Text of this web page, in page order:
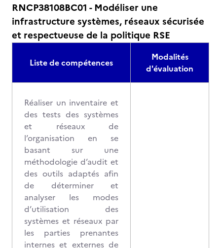
RNCP38108BC01 - Modéliser une
infrastructure systèmes, réseaux sécurisée
et respectueuse de la politique RSE
Liste de compétences
Modalités
d'évaluation
Réaliser un inventaire et
des tests des systèmes
et réseaux de
l’organisation en se
basant sur une
méthodologie d’audit et
des outils adaptés afin
de déterminer et
analyser les modes
d’utilisation des
systèmes et réseaux par
les parties prenantes
internes et externes de